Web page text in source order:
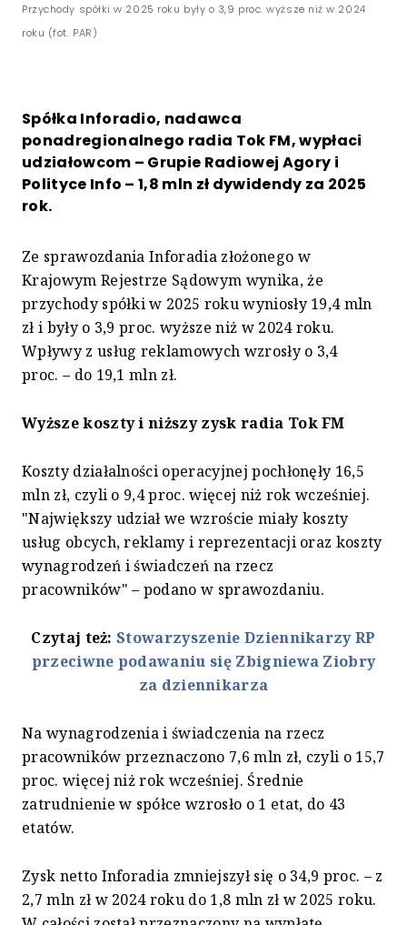
Przychody spółki w 2025 roku były o 3,9 proc. wyższe niż w 2024
roku (fot. PAR)
Spółka Inforadio, nadawca
ponadregionalnego radia Tok FM, wypłaci
udziałowcom – Grupie Radiowej Agory i
Polityce Info – 1,8 mln zł dywidendy za 2025
rok.
Ze sprawozdania Inforadia złożonego w
Krajowym Rejestrze Sądowym wynika, że
przychody spółki w 2025 roku wyniosły 19,4 mln
zł i były o 3,9 proc. wyższe niż w 2024 roku.
Wpływy z usług reklamowych wzrosły o 3,4
proc. – do 19,1 mln zł.
Wyższe koszty i niższy zysk radia Tok FM
Koszty działalności operacyjnej pochłonęły 16,5
mln zł, czyli o 9,4 proc. więcej niż rok wcześniej.
"Największy udział we wzroście miały koszty
usług obcych, reklamy i reprezentacji oraz koszty
wynagrodzeń i świadczeń na rzecz
pracowników" – podano w sprawozdaniu.
Czytaj też:Stowarzyszenie Dziennikarzy RP
przeciwne podawaniu się Zbigniewa Ziobry
za dziennikarza
Na wynagrodzenia i świadczenia na rzecz
pracowników przeznaczono 7,6 mln zł, czyli o 15,7
proc. więcej niż rok wcześniej. Średnie
zatrudnienie w spółce wzrosło o 1 etat, do 43
etatów.
Zysk netto Inforadia zmniejszył się o 34,9 proc. – z
2,7 mln zł w 2024 roku do 1,8 mln zł w 2025 roku.